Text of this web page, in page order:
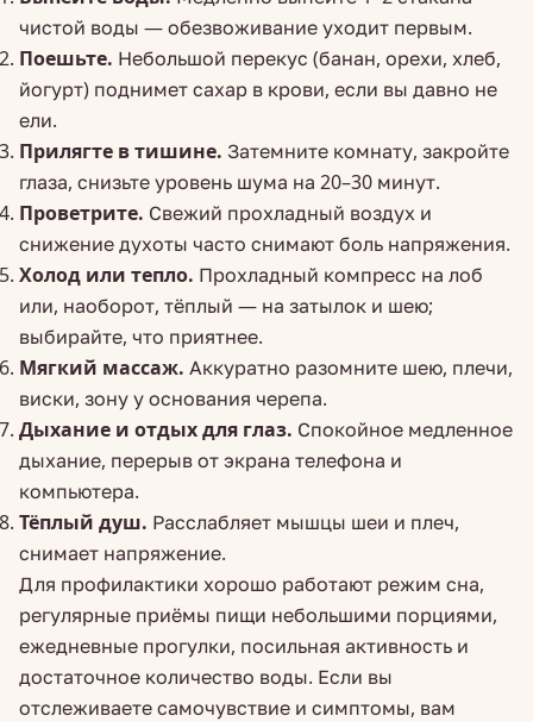
чистой воды — обезвоживание уходит первым.
Поешьте. Небольшой перекус (банан, орехи, хлеб,
йогурт) поднимет сахар в крови, если вы давно не
ели.
Прилягте в тишине. Затемните комнату, закройте
глаза, снизьте уровень шума на 20–30 минут.
Проветрите. Свежий прохладный воздух и
снижение духоты часто снимают боль напряжения.
Холод или тепло. Прохладный компресс на лоб
или, наоборот, тёплый — на затылок и шею;
выбирайте, что приятнее.
Мягкий массаж. Аккуратно разомните шею, плечи,
виски, зону у основания черепа.
Дыхание и отдых для глаз. Спокойное медленное
дыхание, перерыв от экрана телефона и
компьютера.
Тёплый душ. Расслабляет мышцы шеи и плеч,
снимает напряжение.
Для профилактики хорошо работают режим сна,
регулярные приёмы пищи небольшими порциями,
ежедневные прогулки, посильная активность и
достаточное количество воды. Если вы
отслеживаете самочувствие и симптомы, вам